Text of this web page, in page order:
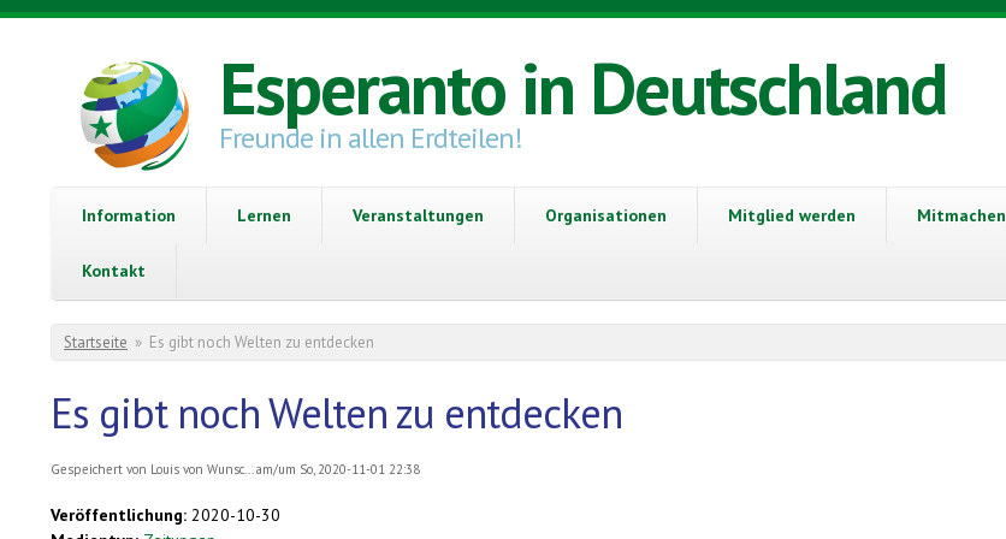
Direkt zum Inhalt
Esperanto in Deutschland
Freunde in allen Erdteilen!
Information Lernen Veranstaltungen Organisationen Mitglied werden Mitmachen
Kontakt
Sie sind hier
Startseite » Es gibt noch Welten zu entdecken
Es gibt noch Welten zu entdecken
Gespeichert von Louis von Wunsc...am/um So, 2020-11-01 22:38
Veröffentlichung: 2020-10-30